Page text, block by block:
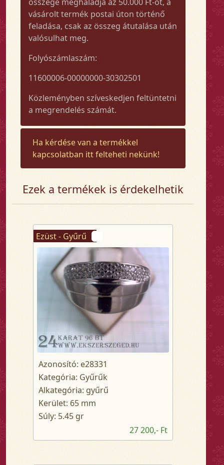
vásárolt termék postai úton történő
feladása, csak az összeg átutalása után
valósulhat meg.
Folyószámlaszám:
11600006-00000000-30302501
Közleményben szíveskedjen feltüntetni
a megrendelés számát.
Ha kérdése van a termékkel
kapcsolatban itt felteheti nekünk!
Ezek a termékek is érdekelhetik
Ezüst - Gyűrű
Azonosító: e28331
Kategória: Gyűrűk
Alkategória: gyűrű
Kerület: 65 mm
Súly: 5.45 gr
27 200,- Ft